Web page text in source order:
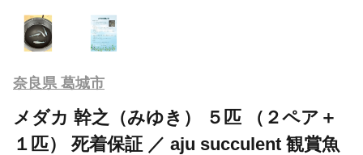
奈良県 葛城市
メダカ 幹之（みゆき） ５匹 （２ペア＋
１匹） 死着保証 ／ aju succulent 観賞魚